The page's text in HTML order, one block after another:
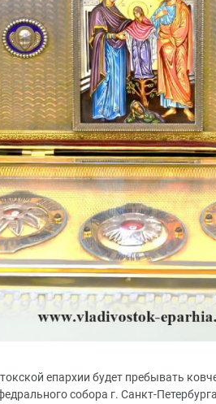
епархии будет пребывать
собора г. Санкт-